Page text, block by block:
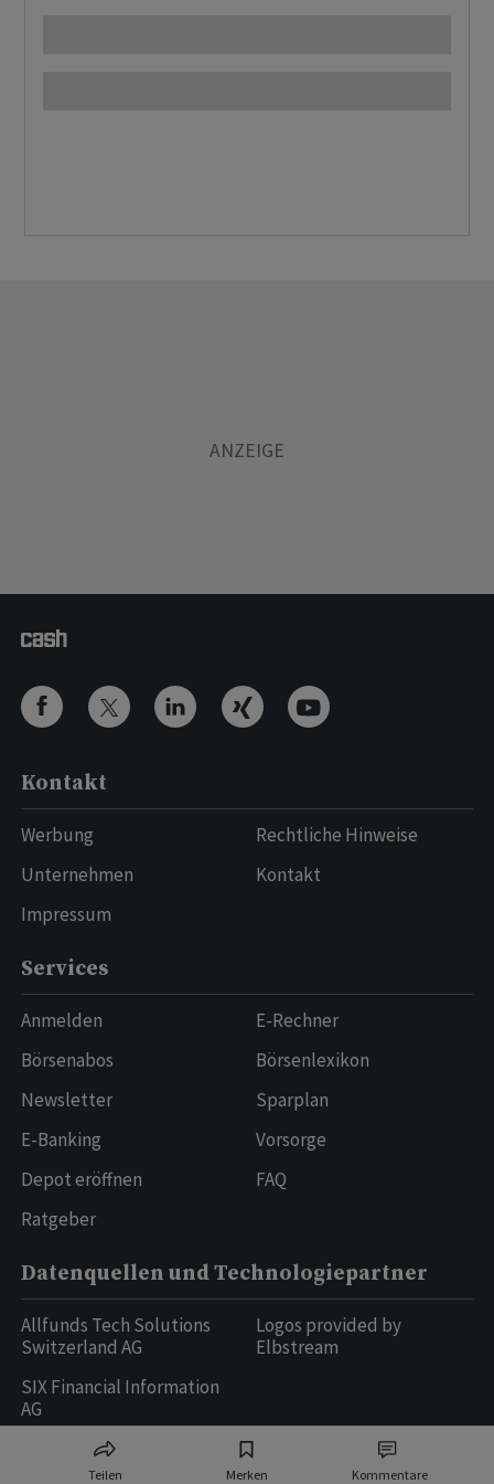
Teilen Merken Kommentare
Kontakt
Werbung
Unternehmen
Impressum
Rechtliche Hinweise
Kontakt
Services
Anmelden
Börsenabos
Newsletter
E-Banking
Depot eröffnen
Ratgeber
E-Rechner
Börsenlexikon
Sparplan
Vorsorge
FAQ
Datenquellen und Technologiepartner
Allfunds Tech Solutions
Switzerland AG
SIX Financial Information
AG
Logos provided by
Elbstream